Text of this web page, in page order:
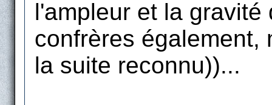
l'ampleur et la
confrères également,
la suite reconnu))...